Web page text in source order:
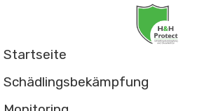
Startseite
Schädlingsbekämpfung